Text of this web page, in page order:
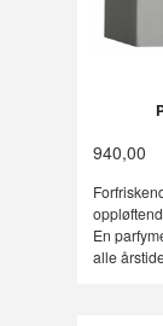
940,00
En
alle